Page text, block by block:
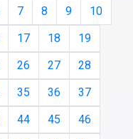
7 8 9
10
17 18
19
26 27
28
35 36
37
44 45
46